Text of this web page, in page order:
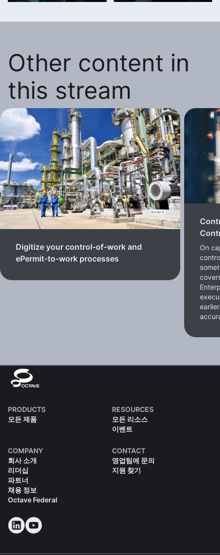
Other content in
this stream
Digitize your control-of-work and
ePermit-to-work processes
On
PRODUCTS
모든 제품
RESOURCES
모든 리소스
이벤트
COMPANY
회사 소개
리더십
파트너
채용 정보
Octave Federal
CONTACT
영업팀에 문의
지원 찾기